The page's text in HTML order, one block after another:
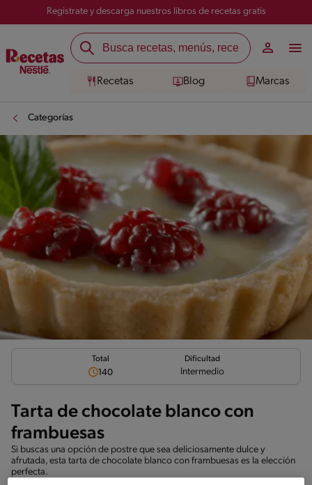
Registrate y descarga nuestros libros de recetas gratis
Recetas Blog Marcas
Categorías
Total
140
Dificultad
Intermedio
Tarta de chocolate blanco con
frambuesas
Si buscas una opción de postre que sea deliciosamente dulce y
afrutada, esta tarta de chocolate blanco con frambuesas es la elección
perfecta.